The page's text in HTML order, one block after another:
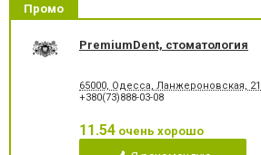
Зубные протезы
Компьютерная томография
зубов
металлокерамическая
Коронка
Лечение альвеолита
Промо
PremiumDent, стоматология
65000, Одесса, Ланжероновская, 21
+380(73)888-03-08
11.54 очень хорошо